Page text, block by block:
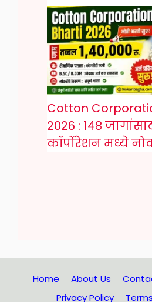
Cotton
2026 : १४८
कॉर्पोरेशन मध्ये
Home About Us
Privacy Policy